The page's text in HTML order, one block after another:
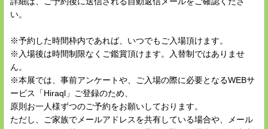
い。
※予約した時間枠内であれば、いつでもご入場頂けます。
※入場後は時間制限なくご鑑賞頂けます。入替制ではありませ
ん。
※本展では、事前アンケートや、ご入場の際に必要となるWEBサ
ービス「Hiraql」ご登録のため、
原則お一人様ずつのご予約をお願いしております。
ただし、ご家族でメールアドレスを共有している場合や、メール